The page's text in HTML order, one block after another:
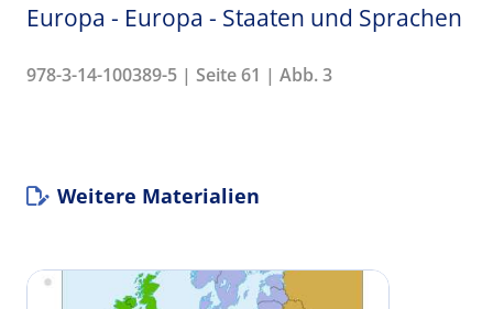
Europa - Europa - Staaten und Sprachen
978-3-14-100389-5 | Seite 61 | Abb. 3
Weitere Materialien